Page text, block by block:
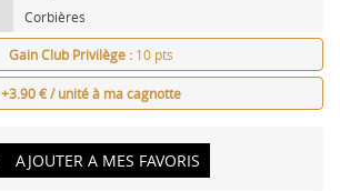
Corbières
Gain Club Privilège : 10 pts
+3.90 € / unité à ma cagnotte
AJOUTER A MES FAVORIS